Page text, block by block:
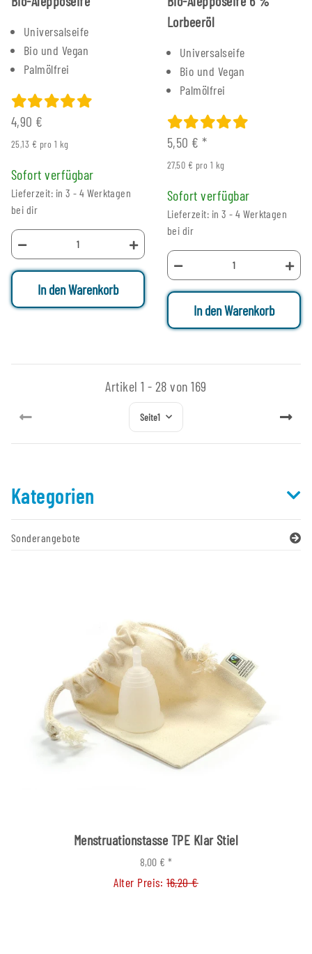
Universalseife
Bio und Vegan
Palmölfrei
4,90 €
25,13 € pro 1 kg
Sofort verfügbar
Lieferzeit: in 3 - 4 Werktagen
bei dir
In den Warenkorb
Lorbeeröl
Universalseife
Bio und Vegan
Palmölfrei
5,50 €*
27,50 € pro 1 kg
Sofort verfügbar
Lieferzeit: in 3 - 4 Werktagen
bei dir
In den Warenkorb
Artikel 1 - 28 von 169
Seite1
Kategorien
Sonderangebote
Menstruationstasse TPE Klar Stiel
8,00 € *
Alter Preis:16,20 €